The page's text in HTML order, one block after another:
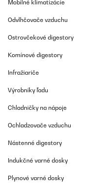
Mobilné klimatizácie
Odvlhčovače vzduchu
Ostrovčekové digestory
Komínové digestory
Infražiariče
Výrobníky ľadu
Chladničky na nápoje
Ochladzovače vzduchu
Nástenné digestory
Indukčné varné dosky
Plynové varné dosky